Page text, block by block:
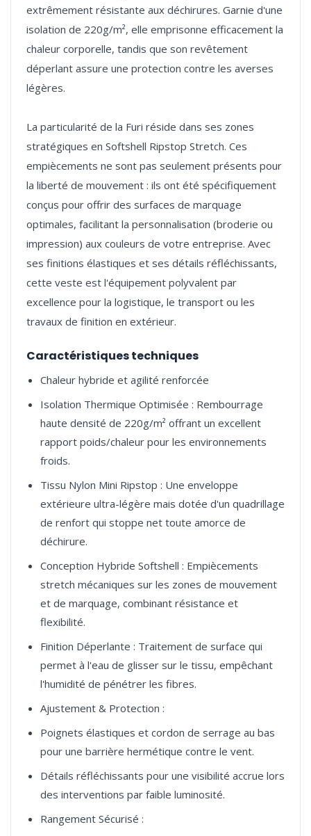
extrêmement résistante aux déchirures. Garnie d'une
isolation de 220g/m², elle emprisonne efficacement la
chaleur corporelle, tandis que son revêtement
déperlant assure une protection contre les averses
légères.
La particularité de la Furi réside dans ses zones
stratégiques en Softshell Ripstop Stretch. Ces
empiècements ne sont pas seulement présents pour
la liberté de mouvement : ils ont été spécifiquement
conçus pour offrir des surfaces de marquage
optimales, facilitant la personnalisation (broderie ou
impression) aux couleurs de votre entreprise. Avec
ses finitions élastiques et ses détails réfléchissants,
cette veste est l'équipement polyvalent par
excellence pour la logistique, le transport ou les
Caractéristiques techniques
Chaleur hybride et agilité renforcée
Isolation Thermique Optimisée : Rembourrage
haute densité de 220g/m² offrant un excellent
rapport poids/chaleur pour les environnements
froids.
Tissu Nylon Mini Ripstop : Une enveloppe
extérieure ultra-légère mais dotée d'un quadrillage
de renfort qui stoppe net toute amorce de
déchirure.
Conception Hybride Softshell : Empiècements
stretch mécaniques sur les zones de mouvement
et de marquage, combinant résistance et
flexibilité.
Finition Déperlante : Traitement de surface qui
permet à l'eau de glisser sur le tissu, empêchant
l'humidité de pénétrer les fibres.
Ajustement & Protection :
Poignets élastiques et cordon de serrage au bas
pour une barrière hermétique contre le vent.
Détails réfléchissants pour une visibilité accrue lors
des interventions par faible luminosité.
Rangement Sécurisé :